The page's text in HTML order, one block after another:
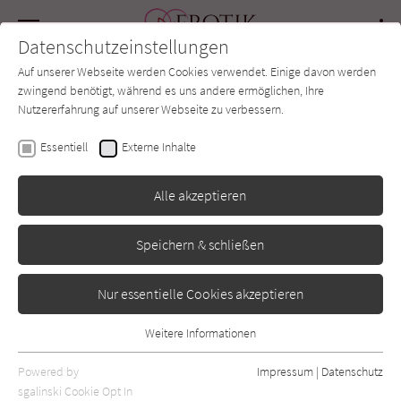
SUCHE Forum Charts Newsletter
Sara-Maria Lukas
Das purpurne Hemdchen
Plaisir d’Amour Erschienen: Juli 2017 0
Datenschutzeinstellungen
Auf unserer Webseite werden Cookies verwendet. Einige davon werden
zwingend benötigt, während es uns andere ermöglichen, Ihre
Nutzererfahrung auf unserer Webseite zu verbessern.
Essentiell Externe Inhalte
Alle akzeptieren
Speichern & schließen
Nur essentielle Cookies akzeptieren
Essentielle Cookies werden für grundlegende Funktionen der
Webseite benötigt. Dadurch ist gewährleistet, dass die Webseite
Weitere Informationen
Powered by
sgalinski Cookie Opt In
Impressum | Datenschutz